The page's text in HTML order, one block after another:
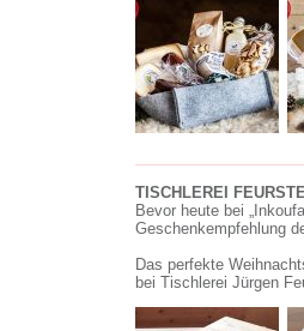
TISCHLEREI
Bevor heute bei
Geschenkempfehlung
Das perfekte
bei Tischlerei Jürgen